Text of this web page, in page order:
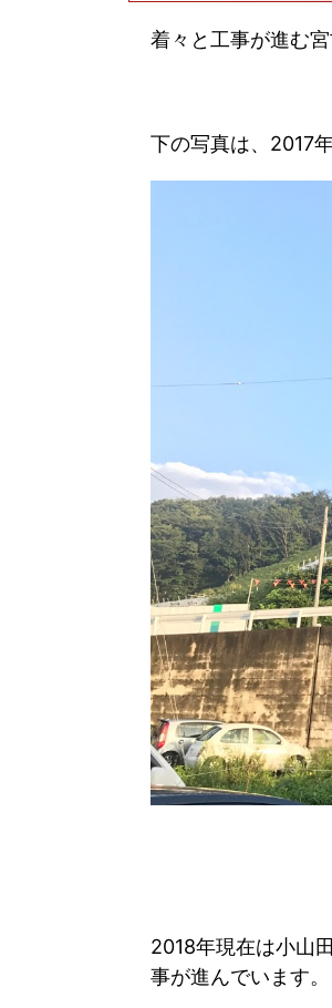
着々と工事が進む宮
下の写真は、2017
2018年現在は小山
事が進んでいます。